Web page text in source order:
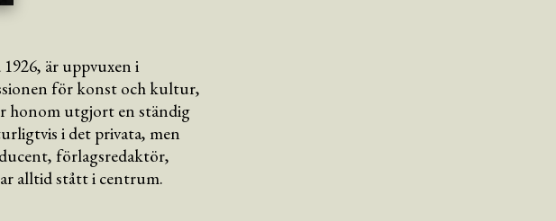
är uppvuxen i
för konst och kultur,
honom utgjort en ständig
i det privata, men
förlagsredaktör,
alltid stått i centrum.